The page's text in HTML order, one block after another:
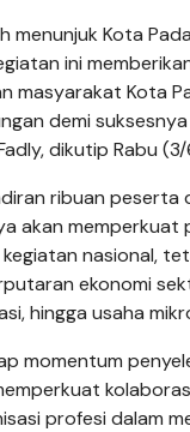
menunjuk Kota
ini
masyarakat Kota
demi
dikutip Rabu
ribuan peserta
akan memperkuat
nasional,
ekonomi
hingga usaha
momentum
profesi dalam